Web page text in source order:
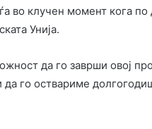
во клучен момент кога
Унија.
да го заврши овој
го оствариме